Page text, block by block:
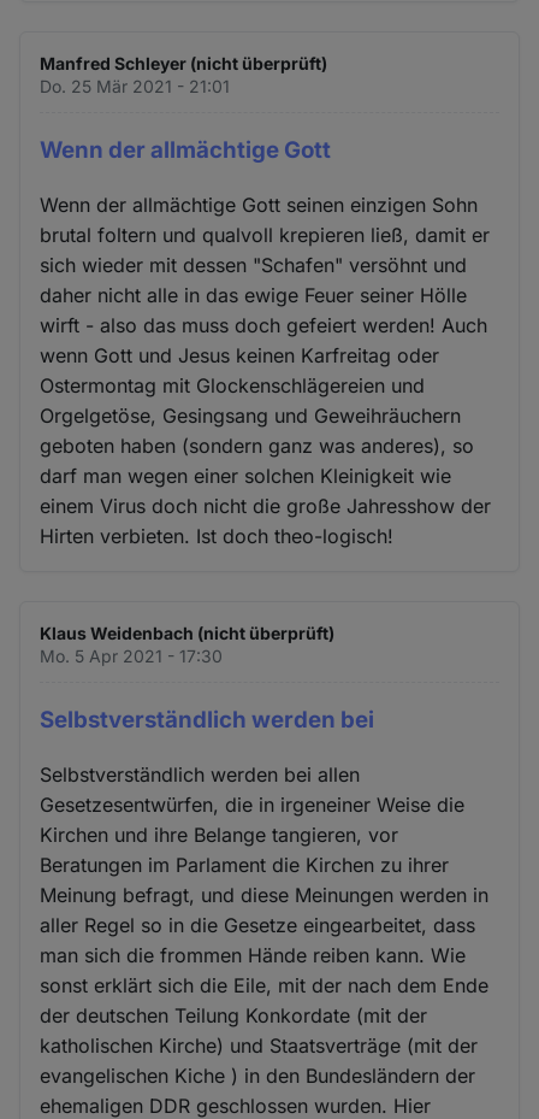
Manfred Schleyer (nicht überprüft)
Do. 25 Mär 2021 - 21:01
Wenn der allmächtige Gott
Wenn der allmächtige Gott seinen einzigen Sohn
brutal foltern und qualvoll krepieren ließ, damit er
sich wieder mit dessen "Schafen" versöhnt und
daher nicht alle in das ewige Feuer seiner Hölle
wirft - also das muss doch gefeiert werden! Auch
wenn Gott und Jesus keinen Karfreitag oder
Ostermontag mit Glockenschlägereien und
Orgelgetöse, Gesingsang und Geweihräuchern
geboten haben (sondern ganz was anderes), so
darf man wegen einer solchen Kleinigkeit wie
einem Virus doch nicht die große Jahresshow der
Hirten verbieten. Ist doch theo-logisch!
Klaus Weidenbach (nicht überprüft)
Mo. 5 Apr 2021 - 17:30
Selbstverständlich werden bei
Selbstverständlich werden bei allen
Gesetzesentwürfen, die in irgeneiner Weise die
Kirchen und ihre Belange tangieren, vor
Beratungen im Parlament die Kirchen zu ihrer
Meinung befragt, und diese Meinungen werden in
aller Regel so in die Gesetze eingearbeitet, dass
man sich die frommen Hände reiben kann. Wie
sonst erklärt sich die Eile, mit der nach dem Ende
der deutschen Teilung Konkordate (mit der
katholischen Kirche) und Staatsverträge (mit der
evangelischen Kiche ) in den Bundesländern der
ehemaligen DDR geschlossen wurden. Hier